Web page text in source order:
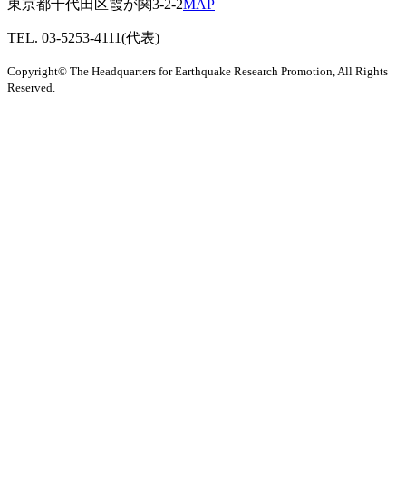
東京都千代田区霞が関3-2-2MAP
TEL. 03-5253-4111(代表)
Copyright© The Headquarters for Earthquake Research Promotion, All Rights
Reserved.